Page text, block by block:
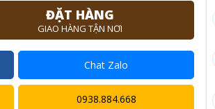
ĐẶT HÀNG
GIAO HÀNG TẬN NƠI
Chat Zalo
0938.884.668